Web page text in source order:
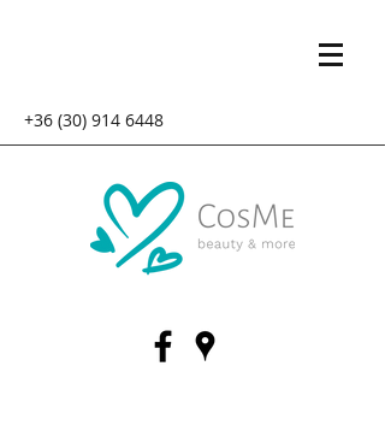
+36 (30) 914 6448